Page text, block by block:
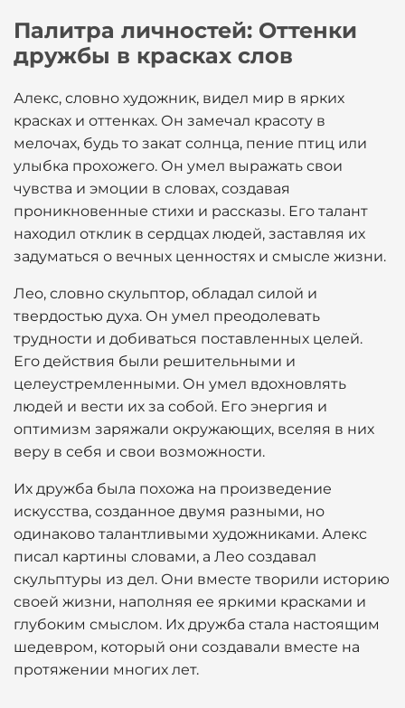
Палитра личностей: Оттенки
дружбы в красках слов
Алекс, словно художник, видел мир в ярких
красках и оттенках. Он замечал красоту в
мелочах, будь то закат солнца, пение птиц или
улыбка прохожего. Он умел выражать свои
чувства и эмоции в словах, создавая
проникновенные стихи и рассказы. Его талант
находил отклик в сердцах людей, заставляя их
задуматься о вечных ценностях и смысле жизни.
Лео, словно скульптор, обладал силой и
твердостью духа. Он умел преодолевать
трудности и добиваться поставленных целей.
Его действия были решительными и
целеустремленными. Он умел вдохновлять
людей и вести их за собой. Его энергия и
оптимизм заряжали окружающих, вселяя в них
веру в себя и свои возможности.
Их дружба была похожа на произведение
искусства, созданное двумя разными, но
одинаково талантливыми художниками. Алекс
писал картины словами, а Лео создавал
скульптуры из дел. Они вместе творили историю
своей жизни, наполняя ее яркими красками и
глубоким смыслом. Их дружба стала настоящим
шедевром, который они создавали вместе на
протяжении многих лет.